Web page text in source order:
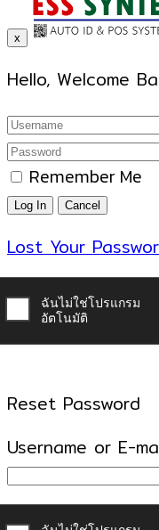
x
Hello, Welcome
Remember Me
Lost Your
Reset Password
Username or E-